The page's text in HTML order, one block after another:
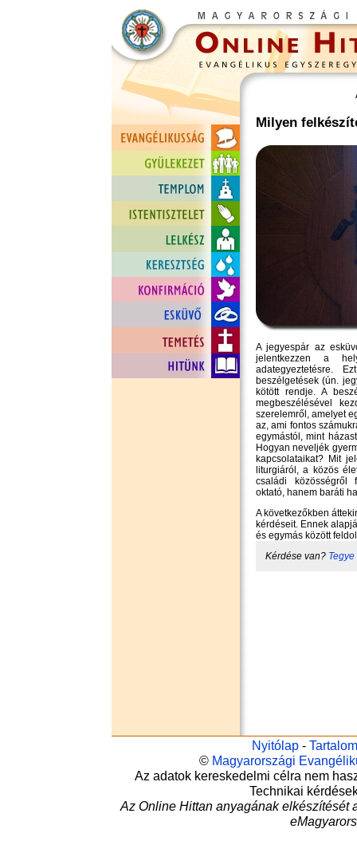
Milyen
A jegyespár az
jelentkezzen a
adategyeztetésre.
beszélgetések (ún.
kötött rendje. A
megbeszélésével
szerelemről, amelyet
az, ami fontos
egymástól, mint
Hogyan neveljék
kapcsolataikat? Mit
liturgiáról, a közös
családi közösségről
oktató, hanem baráti
A következőkben
kérdéseit. Ennek
és egymás között
Kérdése van? Tegye
Nyitólap - Tartalom
© Magyarországi
Az adatok kereskedelmi célra nem
Technikai
Az Online Hittan anyagának elkészítését